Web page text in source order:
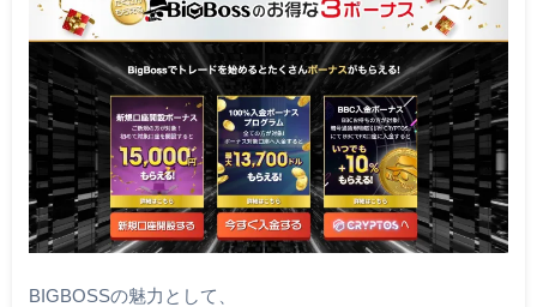
BIGBOSSの魅力として、